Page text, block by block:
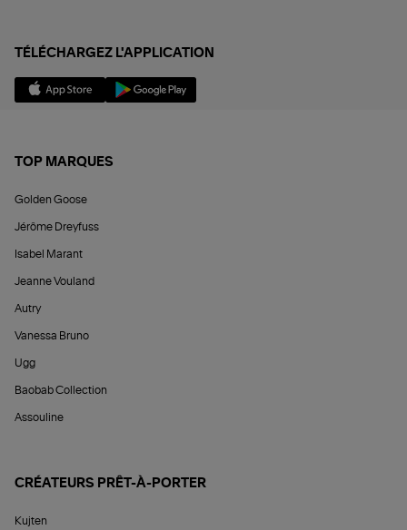
TÉLÉCHARGEZ L'APPLICATION
TOP MARQUES
Golden Goose
Jérôme Dreyfuss
Isabel Marant
Jeanne Vouland
Autry
Vanessa Bruno
Ugg
Baobab Collection
Assouline
CRÉATEURS PRÊT-À-PORTER
Kujten